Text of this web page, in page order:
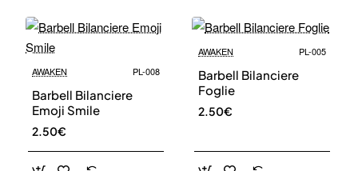
AWAKEN PL-008
Barbell Bilanciere
Emoji Smile
2.50€
AWAKEN PL-005
Barbell Bilanciere
Foglie
2.50€